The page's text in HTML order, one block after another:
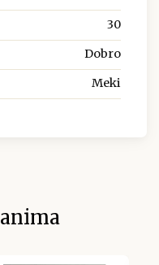
30
Dobro
Meki